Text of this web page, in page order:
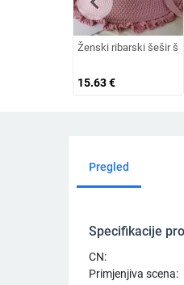
Ženski ribarski šešir
15.63€
Pregled
Specifikacije
CN:
Primjenjiva scena: